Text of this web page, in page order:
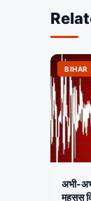
BIHAR
अभी-
महसूस